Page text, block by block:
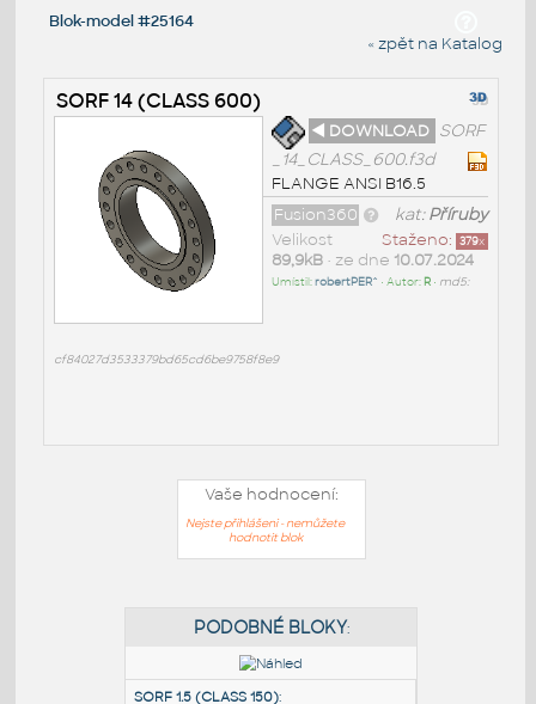
Blok-model #25164
« zpět na Katalog
SORF 14 (CLASS 600)
◄ DOWNLOAD SORF
_14_CLASS_600.f3d
FLANGE ANSI B16.5
kat:Příruby
Fusion360
Staženo: 379x
Velikost
89,9kB• ze dne 10.07.2024
Umístil:robertPER^ • Autor: R• md5:
cf84027d3533379bd65cd6be9758f8e9
Vaše hodnocení:
Nejste přihlášeni - nemůžete
hodnotit blok